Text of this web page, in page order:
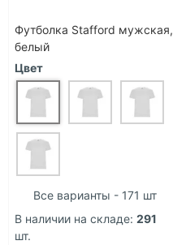
Футболка Stafford мужская,
белый
Цвет
Все варианты - 171 шт
В наличии на складе: 291
шт.